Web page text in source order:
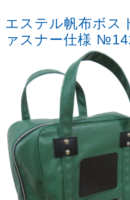
エステル帆布ボス
ァスナー仕様